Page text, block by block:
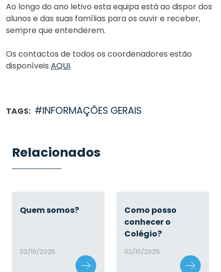
Ao longo do ano letivo esta equipa está ao dispor dos
alunos e das suas famílias para os ouvir e receber,
sempre que entenderem.
Os contactos de todos os coordenadores estão
disponíveis AQUI.
TAGS: #INFORMAÇÕES GERAIS
Relacionados
Quem somos?
02/10/2025
Como posso
conhecer o
Colégio?
02/10/2025